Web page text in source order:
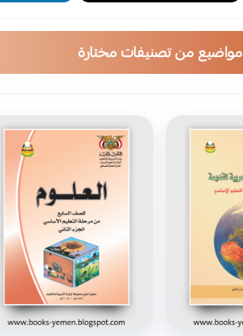
مواضيع من تصنيفات مختارة